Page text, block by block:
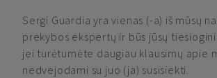
Sergi Guardia yra vienas (-a) iš mūsų
prekybos ekspertų ir būs jūsų
jei turėtumėte daugiau klausimų apie
nedvejodami su juo (ja) susisiekti.